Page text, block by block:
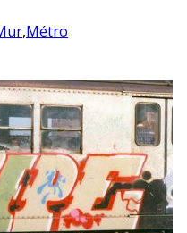
,Métro